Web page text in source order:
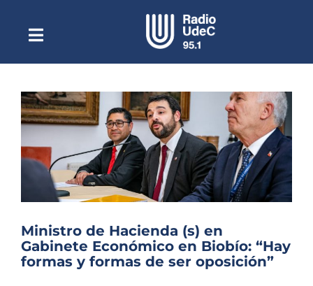
contenidoToggle
NavigationEscuchar Radio UdeC en vivo
Quiénes Somos
Programación
Podcast
Noticias
Columnas
Música Clásica
Ministro de Hacienda (s) en
Gabinete Económico en Biobío: “Hay
formas y formas de ser oposición”